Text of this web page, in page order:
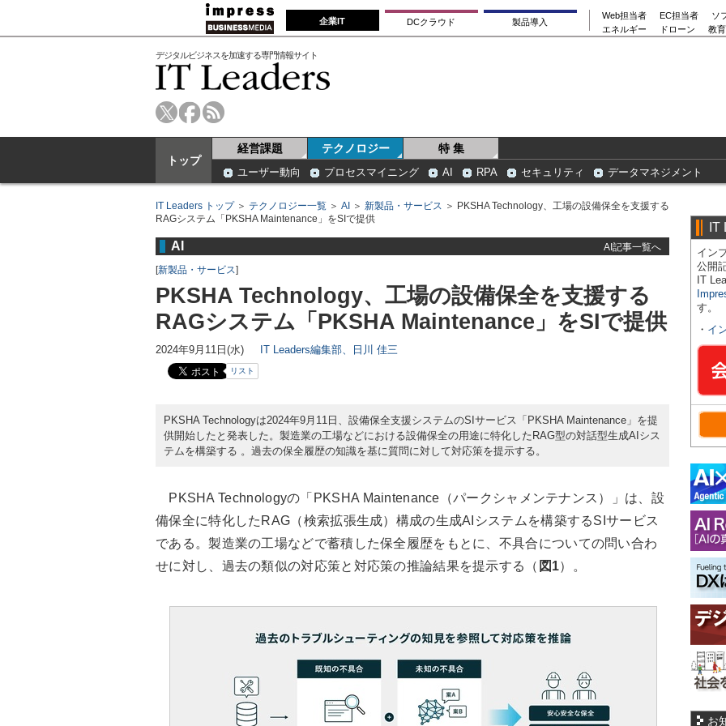
企業IT DCクラウド 製品導入
Web担当者 EC担当者
ソ
エネルギー
ドローン 教
デジタルビジネスを加速する専門情報サイト
トップ
経営課題 テクノロジー 特 集
ユーザー動向 プロセスマイニング AI RPA セキュリティ データマネジメント
IT Leaders トップ＞ テクノロジー一覧 ＞ AI ＞ 新製品・サービス ＞ PKSHA Technology、工場の設備保全を支援する
RAGシステム「PKSHA Maintenance」をSIで提供
AI
AI記事一覧へ
[新製品・サービス]
PKSHA Technology、工場の設備保全を支援する
RAGシステム「PKSHA Maintenance」をSIで提供
2024年9月11日(水) IT Leaders編集部、日川 佳三
リスト
PKSHA Technologyは2024年9月11日、設備保全支援システムのSIサービス「PKSHA Maintenance」を提
供開始したと発表した。製造業の工場などにおける設備保全の用途に特化したRAG型の対話型生成AIシス
テムを構築する 。過去の保全履歴の知識を基に質問に対して対応策を提示する。
PKSHA Technologyの「PKSHA Maintenance（パークシャメンテナンス）」は、設
備保全に特化したRAG（検索拡張生成）構成の生成AIシステムを構築するSIサービス
である。製造業の工場などで蓄積した保全履歴をもとに、不具合についての問い合わ
せに対し、過去の類似の対応策と対応策の推論結果を提示する（ 図1）。
IT
イン
公開
IT
す。
・ イ
お